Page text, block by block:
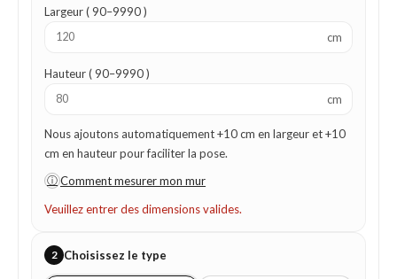
Largeur ( 90–9990 )
cm
Hauteur ( 90–9990 )
cm
Nous ajoutons automatiquement +10 cm en largeur et +10
cm en hauteur pour faciliter la pose.
ⓘ Comment mesurer mon mur
Veuillez entrer des dimensions valides.
2 Choisissez le type